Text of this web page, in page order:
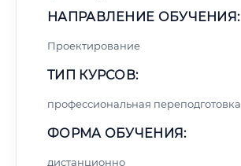
НАПРАВЛЕНИЕ ОБУЧЕНИЯ:
Проектирование
ТИП КУРСОВ:
профессиональная переподготовка
ФОРМА ОБУЧЕНИЯ:
дистанционно